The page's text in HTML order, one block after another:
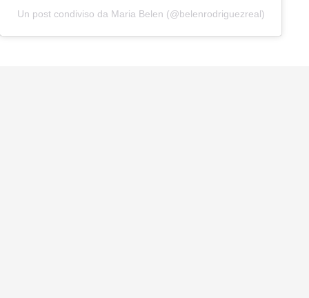
Un post condiviso da Maria Belen (@belenrodriguezreal)